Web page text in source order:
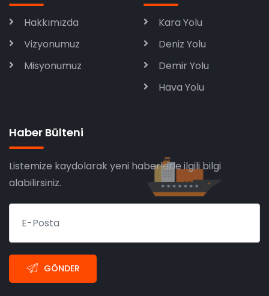
Hakkımızda
Vizyonumuz
Misyonumuz
Kara Yolu
Deniz Yolu
Demir Yolu
Hava Yolu
Haber Bülteni
Listemize kaydolarak yeni haberlerle ilgili bilgi
alabilirsiniz.
GÖNDER